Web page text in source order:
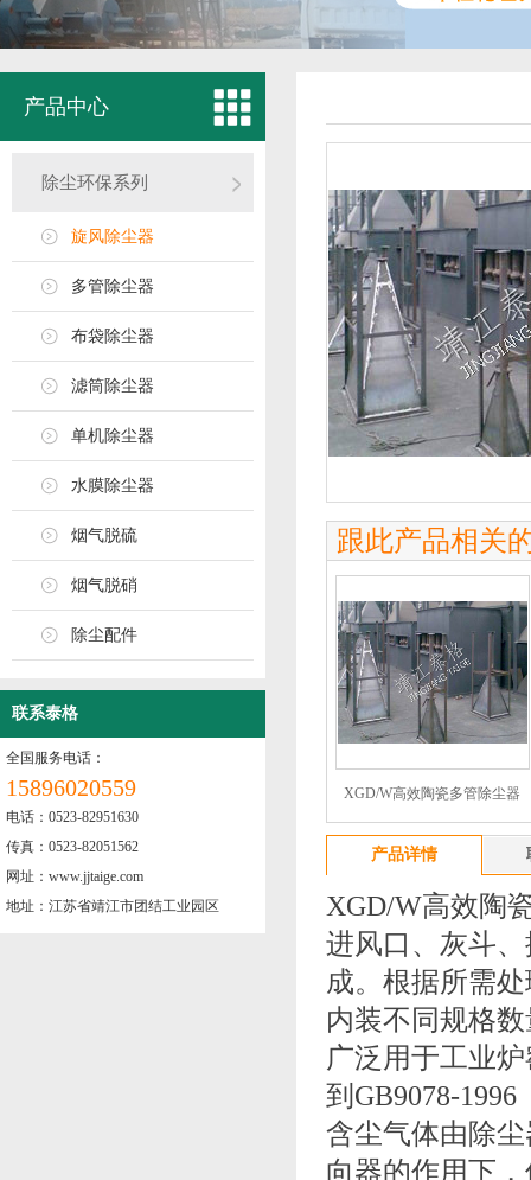
产品中心
除尘环保系列
旋风除尘器
多管除尘器
布袋除尘器
滤筒除尘器
单机除尘器
水膜除尘器
烟气脱硫
烟气脱硝
除尘配件
联系泰格
全国服务电话：
15896020559
电话：0523-82951630
传真：0523-82051562
网址：www.jjtaige.com
地址：江苏省靖江市团结工业园区
跟此产品相关
XGD/W高效陶瓷多管除尘器
产品详情
XGD/W高效陶
进风口、灰斗
成。根据所需
内装不同规格
广泛用于工业
到GB9078-
含尘气体由除
向器的作用下